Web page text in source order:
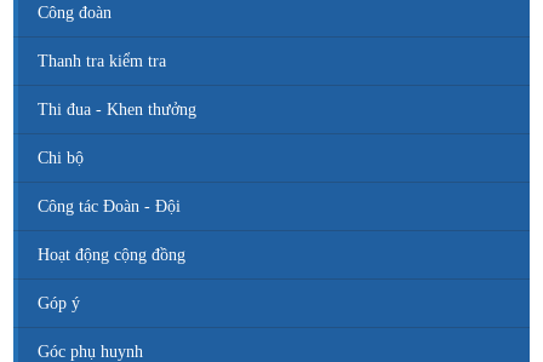
Công đoàn
Thanh tra kiểm tra
Thi đua - Khen thưởng
Chi bộ
Công tác Đoàn - Đội
Hoạt động cộng đồng
Góp ý
Góc phụ huynh